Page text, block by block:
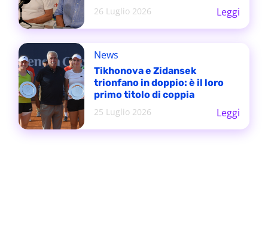
26 Luglio 2026
Leggi
News
Tikhonova e Zidansek
trionfano in doppio: è il loro
primo titolo di coppia
25 Luglio 2026
Leggi